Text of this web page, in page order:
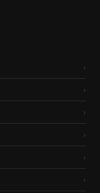
›
›
›
›
›
›